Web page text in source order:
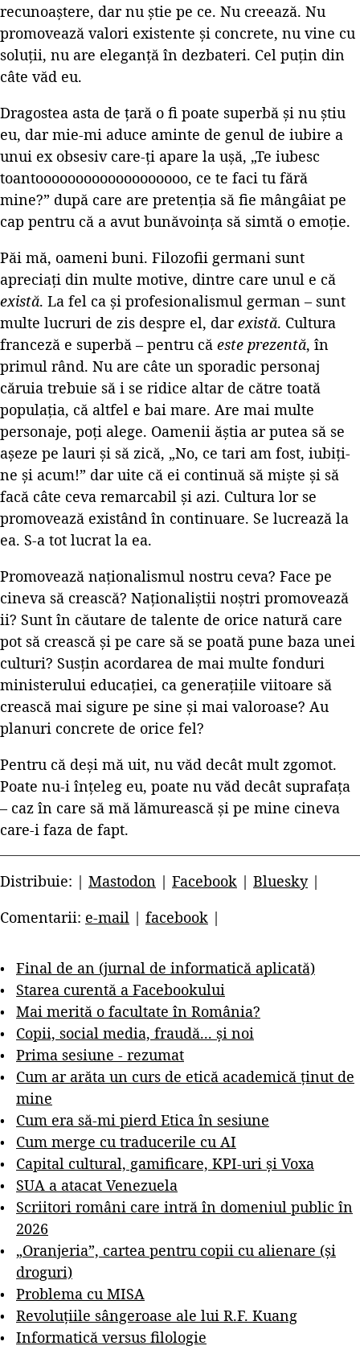
recunoaștere, dar nu știe pe ce. Nu creează. Nu
promovează valori existente și concrete, nu vine cu
soluții, nu are eleganță în dezbateri. Cel puțin din
câte văd eu.
Dragostea asta de țară o fi poate superbă și nu știu
eu, dar mie-mi aduce aminte de genul de iubire a
unui ex obsesiv care-ți apare la ușă, „Te iubesc
toantooooooooooooooooooo, ce te faci tu fără
mine?” după care are pretenția să fie mângâiat pe
cap pentru că a avut bunăvoința să simtă o emoție.
Păi mă, oameni buni. Filozofii germani sunt
apreciați din multe motive, dintre care unul e că
există. La fel ca și profesionalismul german – sunt
multe lucruri de zis despre el, darexistă. Cultura
franceză e superbă – pentru că este prezentă, în
primul rând. Nu are câte un sporadic personaj
căruia trebuie să i se ridice altar de către toată
populația, că altfel e bai mare. Are mai multe
personaje, poți alege. Oamenii ăștia ar putea să se
așeze pe lauri și să zică, „No, ce tari am fost, iubiți-
ne și acum!” dar uite că ei continuă să miște și să
facă câte ceva remarcabil și azi. Cultura lor se
promovează existând în continuare. Se lucrează la
ea. S-a tot lucrat la ea.
Promovează naționalismul nostru ceva? Face pe
cineva să crească? Naționaliștii noștri promovează
ii? Sunt în căutare de talente de orice natură care
pot să crească și pe care să se poată pune baza unei
culturi? Susțin acordarea de mai multe fonduri
ministerului educației, ca generațiile viitoare să
crească mai sigure pe sine și mai valoroase? Au
planuri concrete de orice fel?
Pentru că deși mă uit, nu văd decât mult zgomot.
Poate nu-i înțeleg eu, poate nu văd decât suprafața
– caz în care să mă lămurească și pe mine cineva
care-i faza de fapt.
Distribuie: | Mastodon | Facebook | Bluesky|
Comentarii: e-mail | facebook |
Final de an (jurnal de informatică aplicată)
Starea curentă a Facebookului
Mai merită o facultate în România?
Copii, social media, fraudă... și noi
Prima sesiune - rezumat
Cum ar arăta un curs de etică academică ținut de
mine
Cum era să-mi pierd Etica în sesiune
Cum merge cu traducerile cu AI
Capital cultural, gamificare, KPI-uri și Voxa
SUA a atacat Venezuela
Scriitori români care intră în domeniul public în
2026
„Oranjeria”, cartea pentru copii cu alienare (și
droguri)
Problema cu MISA
Revoluțiile sângeroase ale lui R.F. Kuang
Informatică versus filologie